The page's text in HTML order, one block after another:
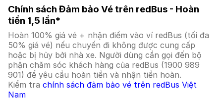
Chính sách Đảm bảo Vé trên redBus - Hoàn
tiền 1,5 lần*
Hoàn 100% giá vé + nhận điểm vào ví redBus (tối đa
50% giá vé) nếu chuyến đi không được cung cấp
hoặc bị hủy bởi nhà xe. Người dùng cần gọi đến bộ
phận chăm sóc khách hàng của redBus (1900 989
901) để yêu cầu hoàn tiền và nhận tiền hoàn.
Kiểm tra chính sách đảm bảo vé trên redBus Việt
Nam